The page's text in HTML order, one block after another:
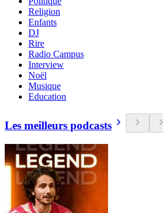
Religion
Enfants
DJ
Rire
Radio Campus
Interview
Noël
Musique
Education
Les meilleurs podcasts